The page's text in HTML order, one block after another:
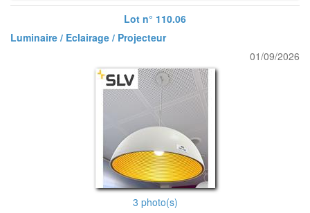
Lot n° 110.06
Luminaire / Eclairage / Projecteur
01/09/2026
3 photo(s)